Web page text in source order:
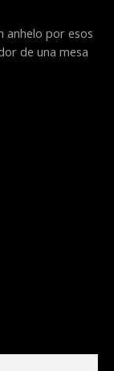
anhelo por esos
de una mesa